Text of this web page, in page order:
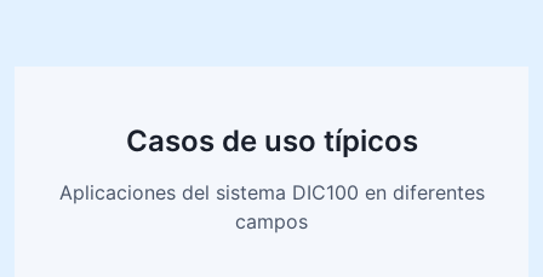
Casos de uso típicos
Aplicaciones del sistema DIC100 en diferentes
campos